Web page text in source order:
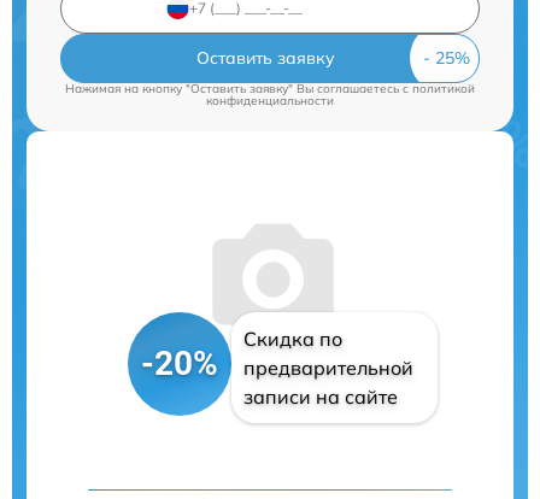
Оставить заявку
Нажимая на кнопку "Оставить заявку" Вы соглашаетесь cполитикой
конфиденциальности
-20%
Скидка по
предварительной
записи на сайте